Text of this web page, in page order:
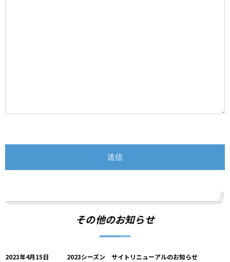
その他のお知らせ
2023年4月15日 2023シーズン サイトリニューアルのお知らせ